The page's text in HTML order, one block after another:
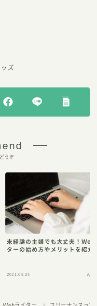
ズ
うぞ
未経験の主婦でも大丈夫！Web
ターの始め方やメリットを紹介
2021.04.25 Web
＞